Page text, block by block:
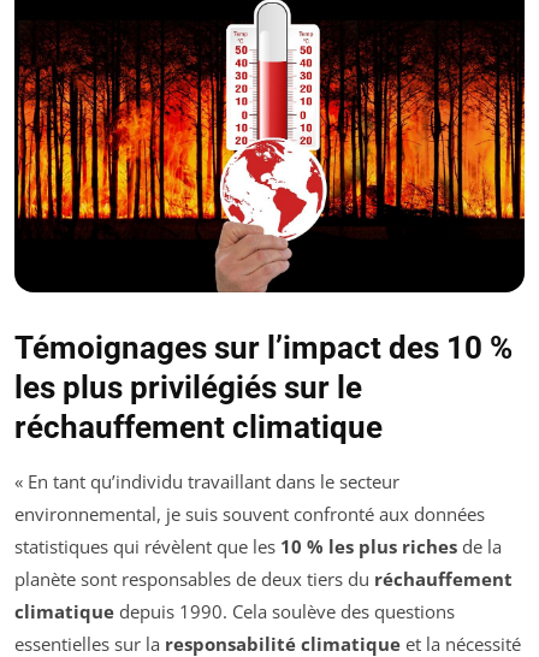
Témoignages sur l’impact des 10 %
les plus privilégiés sur le
réchauffement climatique
« En tant qu’individu travaillant dans le secteur
environnemental, je suis souvent confronté aux données
statistiques qui révèlent que les 10 % les plus riches de la
planète sont responsables de deux tiers du réchauffement
climatique depuis 1990. Cela soulève des questions
essentielles sur la responsabilité climatique et la nécessité